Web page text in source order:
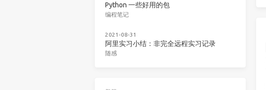
Python 一些好用的包
编程笔记
2021-08-31
阿里实习小结：非完全远程实习记录
随感